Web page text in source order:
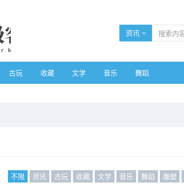
资讯
古玩 收藏 文学 音乐 舞蹈
不限 资讯 古玩 收藏 文学 音乐 舞蹈 雕塑